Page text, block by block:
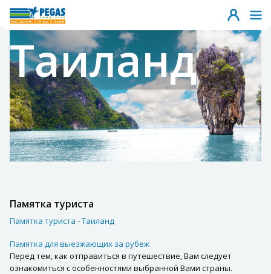
Таиланд
Памятка туриста
Памятка туриста - Таиланд
Памятка для выезжающих за рубеж
Перед тем, как отправиться в путешествие, Вам следует
ознакомиться с особенностями выбранной Вами страны.